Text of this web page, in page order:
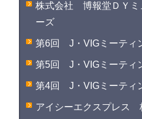
株式会社 博報堂ＤＹミ
ーズ
第6回 J・VIGミーティ
第5回 J・VIGミーティ
第4回 J・VIGミーティ
アイシーエクスプレス